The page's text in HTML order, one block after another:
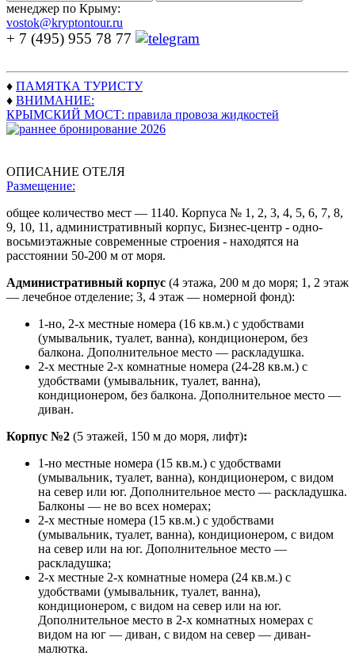
менеджер по Крыму:
vostok@kryptontour.ru
+ 7 (495) 955 78 77
♦ ПАМЯТКА ТУРИСТУ
♦ ВНИМАНИЕ:
КРЫМСКИЙ МОСТ: правила провоза жидкостей
ОПИСАНИЕ ОТЕЛЯ
Размещение:
общее количество мест — 1140. Корпуса № 1, 2, 3, 4, 5, 6, 7, 8,
9, 10, 11, административный корпус, Бизнес-центр - одно-
восьмиэтажные современные строения - находятся на
расстоянии 50-200 м от моря.
Административный корпус (4 этажа, 200 м до моря; 1, 2 этаж
— лечебное отделение; 3, 4 этаж — номерной фонд):
1-но, 2-х местные номера (16 кв.м.) с удобствами
(умывальник, туалет, ванна), кондиционером, без
балкона. Дополнительное место — раскладушка.
2-х местные 2-х комнатные номера (24-28 кв.м.) с
удобствами (умывальник, туалет, ванна),
кондиционером, без балкона. Дополнительное место —
диван.
Корпус №2 (5 этажей, 150 м до моря, лифт):
1-но местные номера (15 кв.м.) с удобствами
(умывальник, туалет, ванна), кондиционером, с видом
на север или юг. Дополнительное место — раскладушка.
Балконы — не во всех номерах;
2-х местные номера (15 кв.м.) с удобствами
(умывальник, туалет, ванна), кондиционером, с видом
на север или на юг. Дополнительное место —
раскладушка;
2-х местные 2-х комнатные номера (24 кв.м.) с
удобствами (умывальник, туалет, ванна),
кондиционером, с видом на север или на юг.
Дополнительное место в 2-х комнатных номерах с
видом на юг — диван, с видом на север — диван-
малютка.